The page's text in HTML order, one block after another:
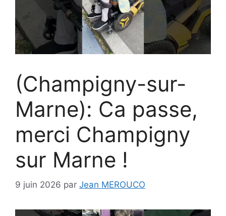
(Champigny-sur-
Marne): Ca passe,
merci Champigny
sur Marne !
9 juin 2026 par Jean MEROUCO